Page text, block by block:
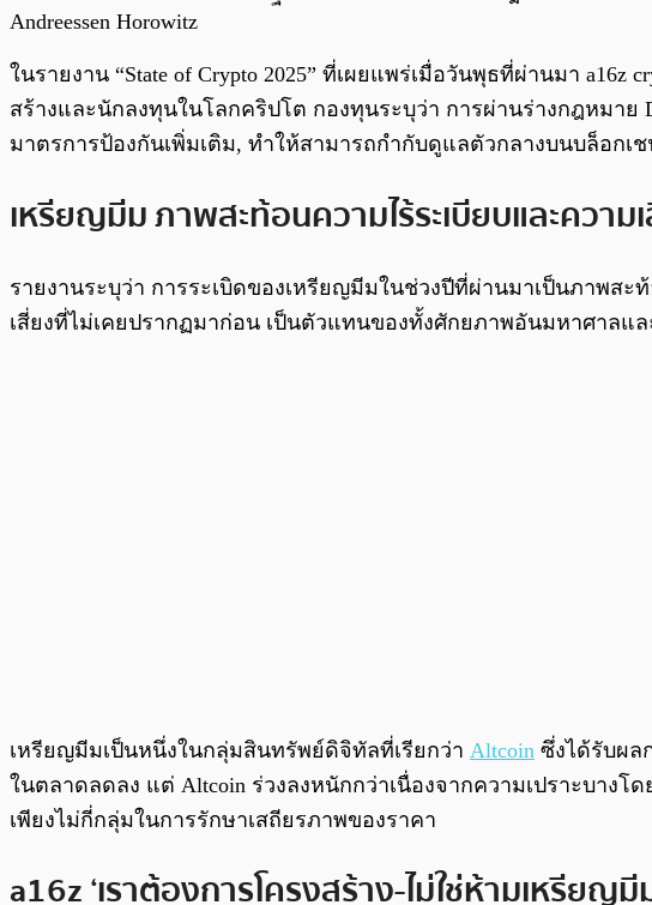
Andreessen Horowitz
ในรายงาน “State of Crypto 2025” ที่เผยแพร่เมื่อวันพุธที่ผ่านมา
สร้างและนักลงทุนในโลกคริปโต กองทุนระบุว่า การผ่านร่างกฎหมาย
มาตรการป้องกันเพิ่มเติม, ทำให้สามารถกำกับดูแลตัวกลางบนบล็อ
เหรียญมีม ภาพสะท้อนความไร้ระเบียบและความ
รายงานระบุว่า การระเบิดของเหรียญมีมในช่วงปีที่ผ่านมาเป็นภาพ
เสี่ยงที่ไม่เคยปรากฏมาก่อน เป็นตัวแทนของทั้งศักยภาพอันมหาศาลแ
เหรียญมีมเป็นหนึ่งในกลุ่มสินทรัพย์ดิจิทัลที่เรียกว่า Altcoin ซึ่งได้รับผล
ในตลาดลดลง แต่ Altcoin ร่วงลงหนักกว่าเนื่องจากความเปราะบา
เพียงไม่กี่กลุ่มในการรักษาเสถียรภาพของราคา
a16z ‘เราต้องการโครงสร้าง-ไม่ใช่ห้ามเหรียญมี